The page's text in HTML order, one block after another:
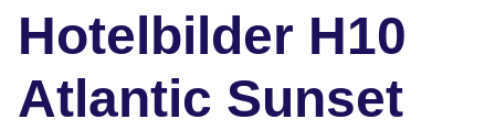
Hotelbilder H10
Atlantic Sunset